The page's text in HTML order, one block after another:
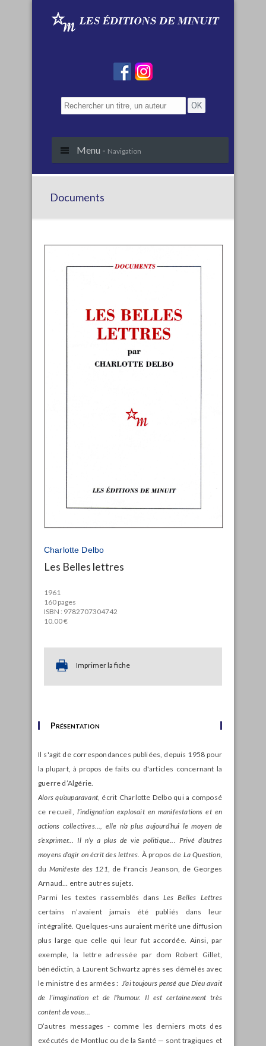
Menu - Navigation
Documents
Charlotte Delbo
Les Belles lettres
1961
160 pages
ISBN : 9782707304742
10.00 €
Imprimer la fiche
Présentation
Il s'agit de correspondances publiées, depuis 1958 pour
la plupart, à propos de faits ou d'articles concernant la
guerre d’Algérie.
Alors qu’auparavant, écrit Charlotte Delbo qui a composé
ce recueil, l’indignation explosait en manifestations et en
actions collectives..., elle n’a plus aujourd’hui le moyen de
s’exprimer... Il n’y a plus de vie politique... Privé d’autres
moyens d’agir on écrit des lettres. À propos de La Question,
du Manifeste des 121, de Francis Jeanson, de Georges
Arnaud… entre autres sujets.
Parmi les textes rassemblés dansLes Belles Lettres
certains n’avaient jamais été publiés dans leur
intégralité. Quelques-uns auraient mérité une diffusion
plus large que celle qui leur fut accordée. Ainsi, par
exemple, la lettre adressée par dom Robert Gillet,
bénédictin, à Laurent Schwartz après ses démêlés avec
le ministre des armées : J’ai toujours pensé que Dieu avait
de l’imagination et de l’humour. Il est certainement très
content de vous...
D’autres messages - comme les derniers mots des
exécutés de Montluc ou de la Santé — sont tragiques et